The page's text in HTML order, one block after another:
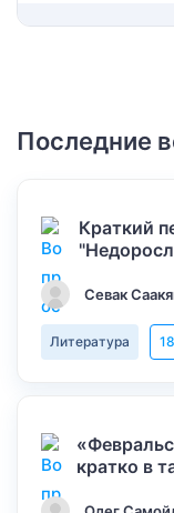
Последние
Краткий
Севак
Литература
кратко в